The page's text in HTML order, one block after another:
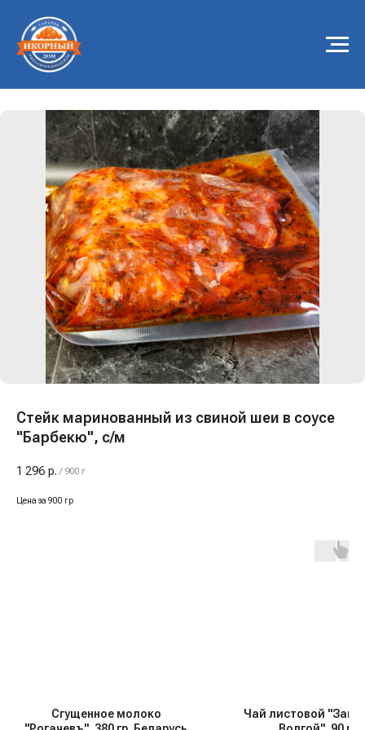
Стейк маринованный из свиной шеи в соусе
"Барбекю", с/м
1 296 р. / 900 г
Цена за 900 гр
Сгущенное молоко
Чай листовой